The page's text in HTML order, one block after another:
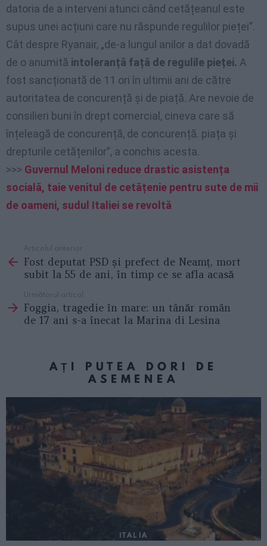
datoria de a interveni atunci când cetățeanul este
supus unei acțiuni care nu răspunde regulilor pieței”.
Cât despre Ryanair, „de-a lungul anilor a dat dovadă
de o anumită intoleranță față de regulile pieței. A
fost sancționată de 11 ori în ultimii ani de către
autoritatea de concurență și de piață. Are nevoie de
consilieri buni în drept comercial, cineva care să
înțeleagă de concurență, de concurență. piața și
drepturile cetățenilor”, a conchis acesta.
>>> Guvernul Meloni reduce drastic asistența
socială, taie venitul de cetățenie pentru sute de mii
de oameni, sudul Italiei se revoltă
more
Articolul anterior
Fost deputat PSD și prefect de Neamț, mort
subit la 55 de ani, în timp ce se afla acasă
Următorul articol
Foggia, tragedie în mare: un tânăr român
de 17 ani s-a înecat la Marina di Lesina
AȚI PUTEA DORI DE
ASEMENEA
ITALIA